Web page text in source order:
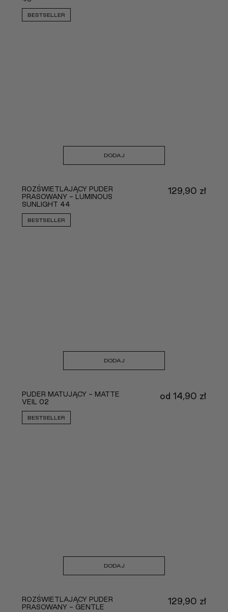
BESTSELLER
DODAJ
ROZŚWIETLAJĄCY PUDER
PRASOWANY - LUMINOUS
SUNLIGHT 44
BESTSELLER
129,90 zł
DODAJ
PUDER MATUJĄCY - MATTE
VEIL 02
BESTSELLER
od 14,90 zł
DODAJ
ROZŚWIETLAJĄCY PUDER
PRASOWANY - GENTLE
129,90 zł